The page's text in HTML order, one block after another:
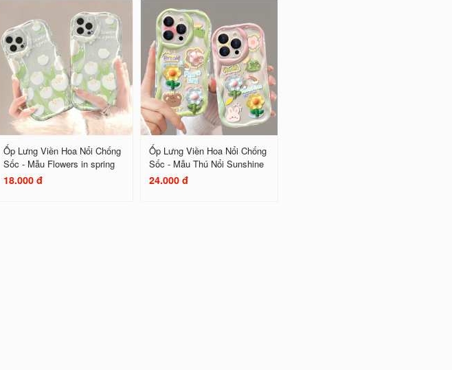
Ốp Lưng Viền Hoa Nổi Chống
Sốc - Mẫu Flowers in spring
18.000 đ
Ốp Lưng Viền Hoa Nổi Chống
Sốc - Mẫu Thú Nổi Sunshine
24.000 đ